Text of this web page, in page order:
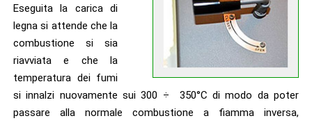
Eseguita la carica di
legna si attende che la
combustione si sia
riavviata e che la
temperatura dei fumi
si innalzi nuovamente sui 300 ÷ 350°C di modo da poter
passare alla normale combustione a fiamma inversa,